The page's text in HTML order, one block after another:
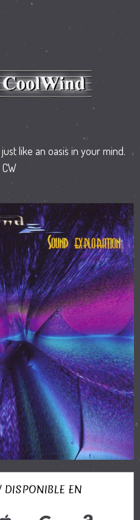
like an oasis in your mind.
DISPONIBLE EN